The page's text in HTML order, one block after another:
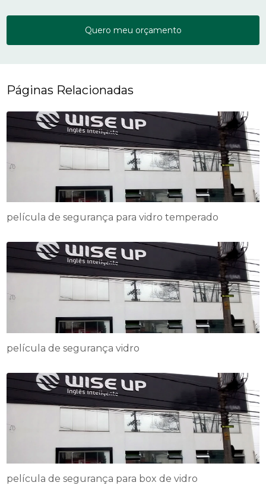
Quero meu orçamento
Páginas Relacionadas
película de segurança para vidro temperado
película de segurança vidro
película de segurança para box de vidro